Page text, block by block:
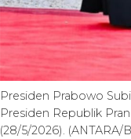
Presiden Prabowo
Presiden Republik
(28/5/2026).